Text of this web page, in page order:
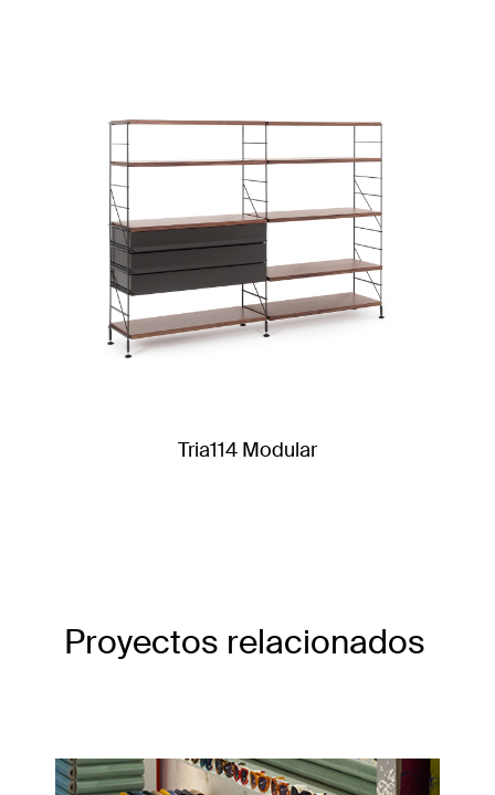
Tria114 Modular
Proyectos relacionados